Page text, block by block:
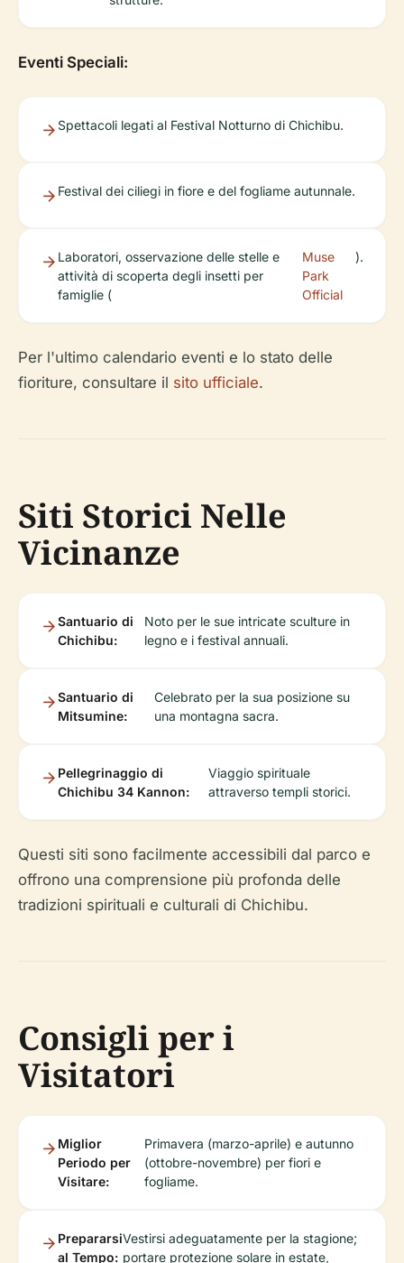
Eventi Speciali:
Spettacoli legati al Festival Notturno di Chichibu.
Festival dei ciliegi in fiore e del fogliame autunnale.
Laboratori, osservazione delle stelle e
attività di scoperta degli insetti per
famiglie (
Muse
Park
Official
).
Per l'ultimo calendario eventi e lo stato delle
fioriture, consultare il sito ufficiale.
Siti Storici Nelle
Vicinanze
Santuario di
Chichibu:
Noto per le sue intricate sculture in
legno e i festival annuali.
Santuario di
Mitsumine:
Celebrato per la sua posizione su
una montagna sacra.
Pellegrinaggio di
Chichibu 34 Kannon:
Viaggio spirituale
attraverso templi storici.
Questi siti sono facilmente accessibili dal parco e
offrono una comprensione più profonda delle
tradizioni spirituali e culturali di Chichibu.
Consigli per i
Visitatori
Miglior
Periodo per
Visitare:
Primavera (marzo-aprile) e autunno
(ottobre-novembre) per fiori e
fogliame.
Prepararsi
al Tempo:
Vestirsi adeguatamente per la stagione;
portare protezione solare in estate,